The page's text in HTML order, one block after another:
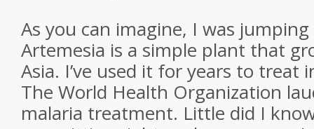
As you can imagine, I was
Artemesia is a simple plant that
Asia. I’ve used it for years to treat
The World Health Organization
malaria treatment. Little did I